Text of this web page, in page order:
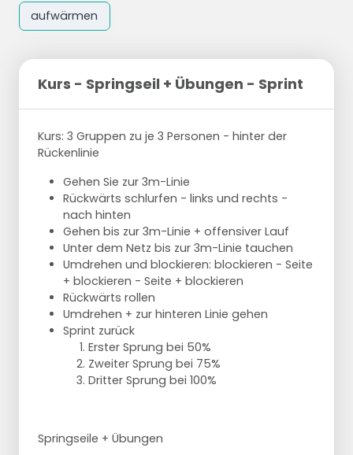
aufwärmen
Kurs - Springseil + Übungen - Sprint
Kurs: 3 Gruppen zu je 3 Personen - hinter der
Rückenlinie
Gehen Sie zur 3m-Linie
Rückwärts schlurfen - links und rechts -
nach hinten
Gehen bis zur 3m-Linie + offensiver Lauf
Unter dem Netz bis zur 3m-Linie tauchen
Umdrehen und blockieren: blockieren - Seite
+ blockieren - Seite + blockieren
Rückwärts rollen
Umdrehen + zur hinteren Linie gehen
Sprint zurück
Erster Sprung bei 50%
Zweiter Sprung bei 75%
Dritter Sprung bei 100%
Springseile + Übungen